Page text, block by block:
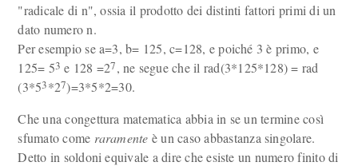
"radicale di n", ossia il prodotto dei distinti fattori primi di un
dato numero n.
Per esempio se a=3, b= 125, c=128, e poiché 3 è primo, e
125= 53 e 128 =27, ne segue che il rad(3*125*128) = rad
(3*53*27)=3*5*2=30.
Che una congettura matematica abbia in se un termine così
sfumato come raramente è un caso abbastanza singolare.
Detto in soldoni equivale a dire che esiste un numero finito di